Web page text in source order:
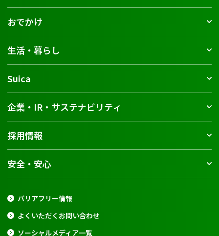
おでかけ
生活・暮らし
Suica
企業・IR・サステナビリティ
採用情報
安全・安心
バリアフリー情報
よくいただくお問い合わせ
ソーシャルメディア一覧